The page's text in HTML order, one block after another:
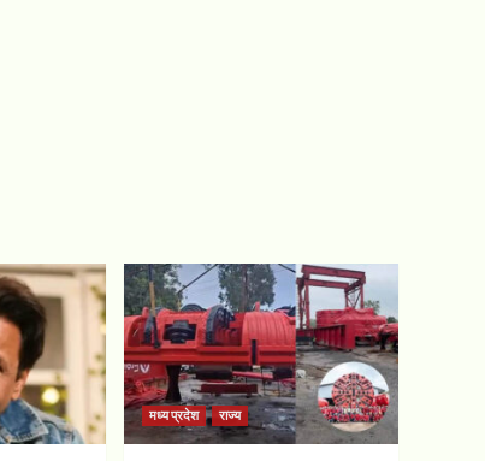
मध्य प्रदेश राज्य